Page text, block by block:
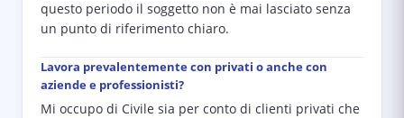
questo periodo il soggetto non è mai lasciato senza
un punto di riferimento chiaro.
Lavora prevalentemente con privati o anche con
aziende e professionisti?
Mi occupo di Civile sia per conto di clienti privati che